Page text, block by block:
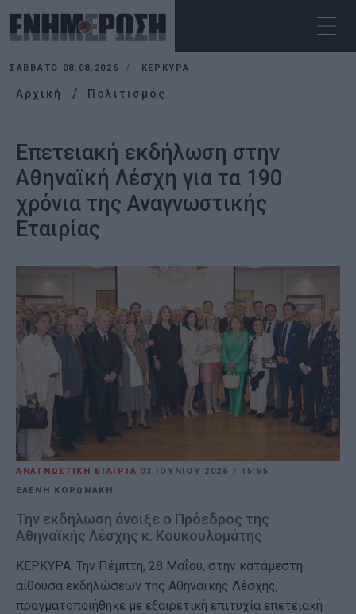
ΣΆΒΒΑΤΟ 08.08.2026 ΚΕΡΚΥΡΑ
Αρχική Πολιτισμός
Επετειακή εκδήλωση στην
Αθηναϊκή Λέσχη για τα 190
χρόνια της Αναγνωστικής
Εταιρίας
ΑΝΑΓΝΩΣΤΙΚΗ ΕΤΑΙΡΙΑ 03 ΙΟΥΝΊΟΥ 2026 / 15:55
ΕΛΕΝΗ ΚΟΡΩΝΑΚΗ
Την εκδήλωση άνοιξε ο Πρόεδρος της
Αθηναϊκής Λέσχης κ. Κουκουλομάτης
ΚΕΡΚΥΡΑ. Την Πέμπτη, 28 Μαΐου, στην κατάμεστη
αίθουσα εκδηλώσεων της Αθηναϊκής Λέσχης,
πραγματοποιήθηκε με εξαιρετική επιτυχία επετειακή